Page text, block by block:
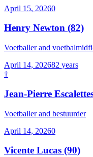
April 15, 20260
Henry Newton (82)
Voetballer and
April 14, 202682 years
†
Jean-Pierre
Voetballer and bestuurder
April 14, 20260
Vicente Lucas (90)